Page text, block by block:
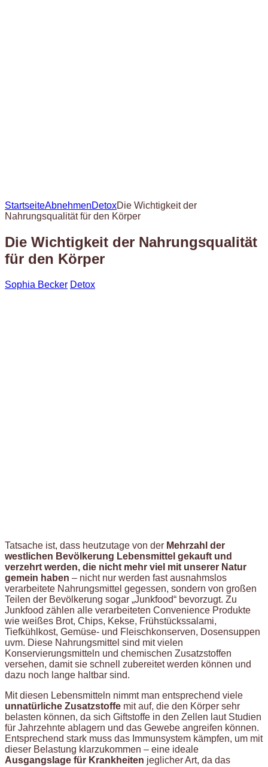
StartseiteAbnehmenDetoxDie Wichtigkeit der
Nahrungsqualität für den Körper
Die Wichtigkeit der Nahrungsqualität
für den Körper
Sophia Becker Detox
Tatsache ist, dass heutzutage von der Mehrzahl der
westlichen Bevölkerung Lebensmittel gekauft und
verzehrt werden, die nicht mehr viel mit unserer Natur
gemein haben – nicht nur werden fast ausnahmslos
verarbeitete Nahrungsmittel gegessen, sondern von großen
Teilen der Bevölkerung sogar „Junkfood“ bevorzugt. Zu
Junkfood zählen alle verarbeiteten Convenience Produkte
wie weißes Brot, Chips, Kekse, Frühstückssalami,
Tiefkühlkost, Gemüse- und Fleischkonserven, Dosensuppen
uvm. Diese Nahrungsmittel sind mit vielen
Konservierungsmitteln und chemischen Zusatzstoffen
versehen, damit sie schnell zubereitet werden können und
dazu noch lange haltbar sind.
Mit diesen Lebensmitteln nimmt man entsprechend viele
unnatürliche Zusatzstoffe mit auf, die den Körper sehr
belasten können, da sich Giftstoffe in den Zellen laut Studien
für Jahrzehnte ablagern und das Gewebe angreifen können.
Entsprechend stark muss das Immunsystem kämpfen, um mit
dieser Belastung klarzukommen – eine ideale
Ausgangslage für Krankheiten jeglicher Art, da das